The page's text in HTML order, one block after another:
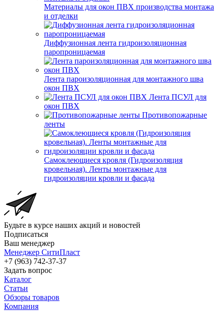
Материалы для окон ПВХ производства монтажа
и отделки
Диффузионная лента гидроизоляционная
паропроницаемая
Лента пароизоляционная для монтажного шва
окон ПВХ
Лента ПСУЛ для
окон ПВХ
Противопожарные
ленты
Самоклеющиеся кровля (Гидроизоляция
кровельная). Ленты монтажные для
гидроизоляции кровли и фасада
Будьте в курсе наших акций и новостей
Подписаться
Ваш менеджер
Менеджер СитиПласт
+7 (963) 742-37-37
Задать вопрос
Каталог
Статьи
Обзоры товаров
Компания